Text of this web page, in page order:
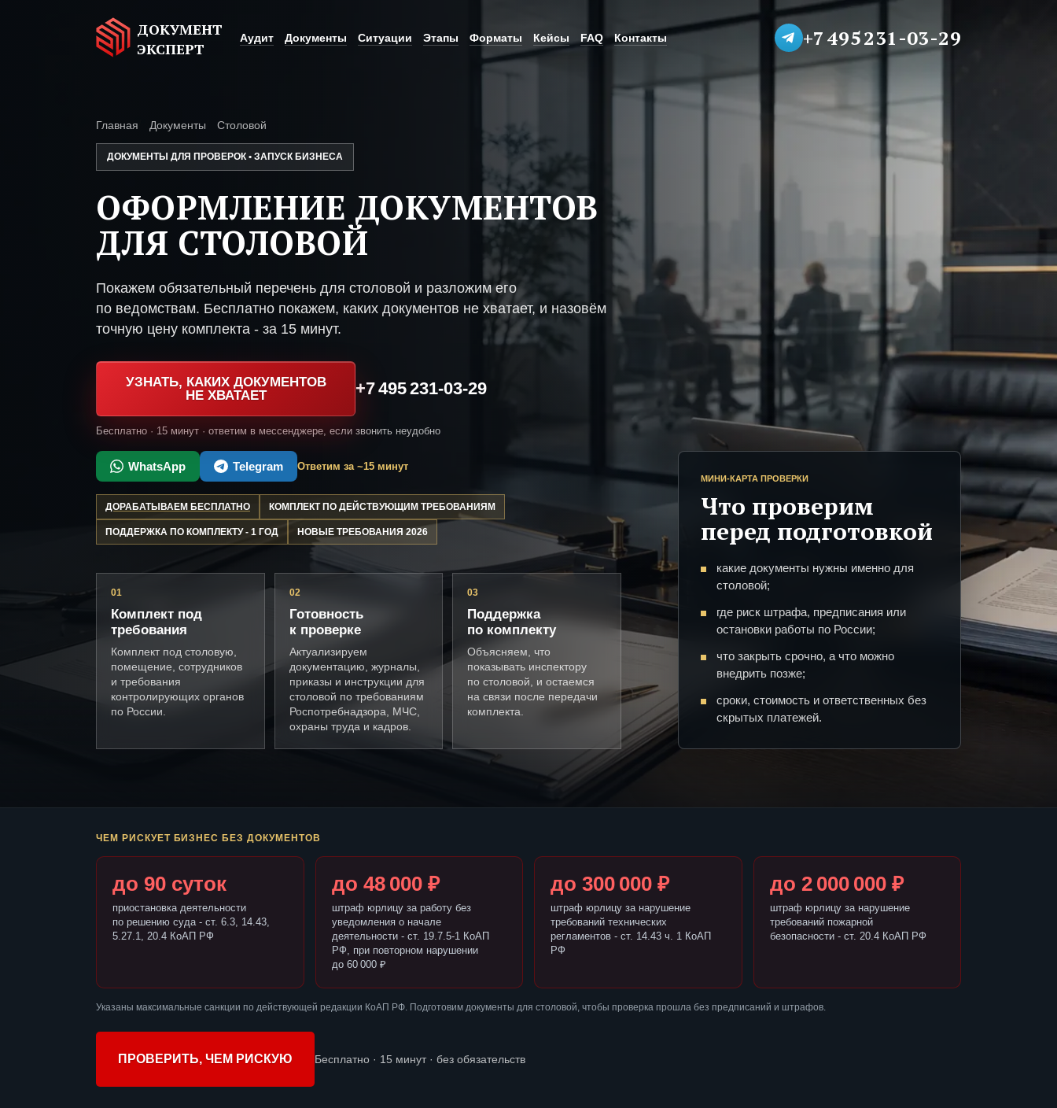
ДОКУМЕНТ
ЭКСПЕРТ
Аудит Документы Ситуации Этапы Форматы Кейсы FAQ Контакты +7 495 231-03-29
Главная Документы Столовой
ДОКУМЕНТЫ ДЛЯ ПРОВЕРОК • ЗАПУСК БИЗНЕСА
ОФОРМЛЕНИЕ ДОКУМЕНТОВ
ДЛЯ СТОЛОВОЙ
Покажем обязательный перечень для столовой и разложим его
по ведомствам. Бесплатно покажем, каких документов не хватает, и назовём
точную цену комплекта - за 15 минут.
УЗНАТЬ, КАКИХ ДОКУМЕНТОВ
НЕ ХВАТАЕТ
+7 495 231-03-29
Бесплатно · 15 минут · ответим в мессенджере, если звонить неудобно
WhatsApp Telegram Ответим за ~15 минут
ДОРАБАТЫВАЕМ БЕСПЛАТНО КОМПЛЕКТ ПО ДЕЙСТВУЮЩИМ ТРЕБОВАНИЯМ
ПОДДЕРЖКА ПО КОМПЛЕКТУ - 1 ГОД НОВЫЕ ТРЕБОВАНИЯ 2026
01
Комплект под
требования
Комплект под столовую,
помещение, сотрудников
и требования
контролирующих органов
по России.
02
Готовность
к проверке
Актуализируем
документацию, журналы,
приказы и инструкции для
столовой по требованиям
Роспотребнадзора, МЧС,
охраны труда и кадров.
03
Поддержка
по комплекту
Объясняем, что
показывать инспектору
по столовой, и остаемся
на связи после передачи
комплекта.
МИНИ-КАРТА ПРОВЕРКИ
Что проверим
перед подготовкой
какие документы нужны именно для
столовой;
где риск штрафа, предписания или
остановки работы по России;
что закрыть срочно, а что можно
внедрить позже;
сроки, стоимость и ответственных без
скрытых платежей.
ЧЕМ РИСКУЕТ БИЗНЕС БЕЗ ДОКУМЕНТОВ
до 90 суток
приостановка деятельности
по решению суда - ст. 6.3, 14.43,
5.27.1, 20.4 КоАП РФ
до 48 000 ₽
штраф юрлицу за работу без
уведомления о начале
деятельности - ст. 19.7.5-1 КоАП
РФ, при повторном нарушении
до 60 000 ₽
до 300 000 ₽
штраф юрлицу за нарушение
требований технических
регламентов - ст. 14.43 ч. 1 КоАП
РФ
до 2 000 000 ₽
штраф юрлицу за нарушение
требований пожарной
безопасности - ст. 20.4 КоАП РФ
Указаны максимальные санкции по действующей редакции КоАП РФ. Подготовим документы для столовой, чтобы проверка прошла без предписаний и штрафов.
ПРОВЕРИТЬ, ЧЕМ РИСКУЮ Бесплатно · 15 минут · без обязательств